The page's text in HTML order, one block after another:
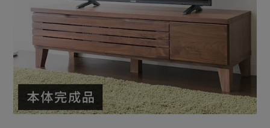
◆安定感のある設計
大型テレビも置ける安心の頑丈設計。
◆圧迫感のないローデザイン
高さ35cmと低めのローデザイン設計で、ソファスタイル・
フロアスタイルの両方で見やすくお使いいただけます。
◆天然木の脚部